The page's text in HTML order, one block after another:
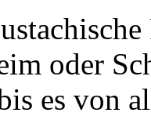
oder
es von